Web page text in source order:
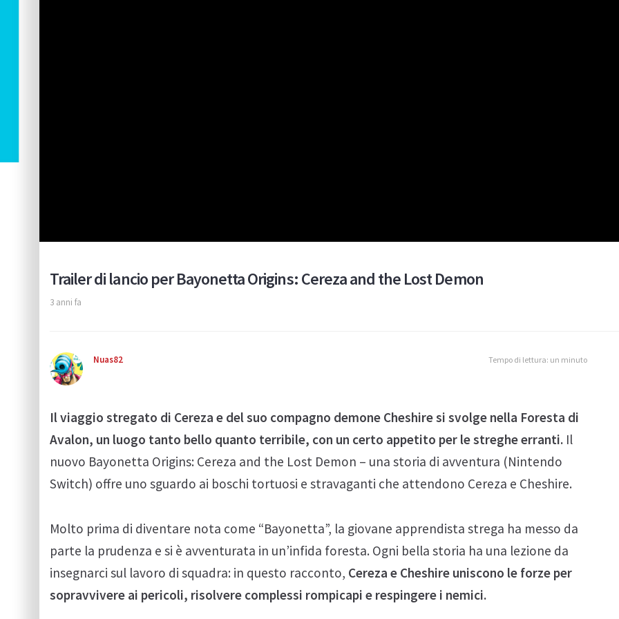
Trailer di lancio per Bayonetta Origins: Cereza and the Lost Demon
3 anni fa
Nuas82 Tempo di lettura: un minuto
Il viaggio stregato di Cereza e del suo compagno demone Cheshire si svolge nella Foresta di
Avalon, un luogo tanto bello quanto terribile, con un certo appetito per le streghe erranti. Il
nuovo Bayonetta Origins: Cereza and the Lost Demon – una storia di avventura (Nintendo
Switch) offre uno sguardo ai boschi tortuosi e stravaganti che attendono Cereza e Cheshire.
Molto prima di diventare nota come “Bayonetta”, la giovane apprendista strega ha messo da
parte la prudenza e si è avventurata in un’infida foresta. Ogni bella storia ha una lezione da
insegnarci sul lavoro di squadra: in questo racconto, Cereza e Cheshire uniscono le forze per
sopravvivere ai pericoli, risolvere complessi rompicapi e respingere i nemici.